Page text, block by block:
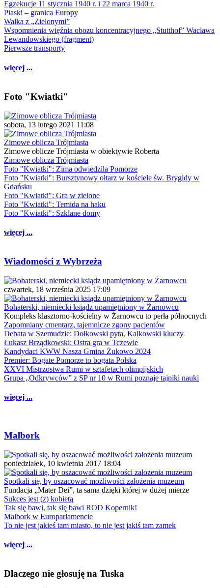
Egzekucje 11 stycznia 1940 r. i 22 marca 1940 r.
Piaski – granica Europy
Walka z „Zielonymi”
Wspomnienia więźnia obozu koncentracyjnego „Stutthof” Wacława
Lewandowskiego (fragment)
Pierwsze transporty
więcej ...
Foto "Kwiatki"
sobota, 13 lutego 2021 11:08
Zimowe oblicza Trójmiasta
Zimowe oblicze Trójmiasta w obiektywie Roberta
Zimowe oblicza Trójmiasta
Foto "Kwiatki": Zima odwiedziła Pomorze
Foto "Kwiatki": Bursztynowy ołtarz w kościele św. Brygidy w
Gdańsku
Foto "Kwiatki": Gra w zielone
Foto "Kwiatki": Temida na haku
Foto "Kwiatki": Szklane domy
więcej ...
Wiadomości z Wybrzeża
czwartek, 18 września 2025 17:09
Bohaterski, niemiecki ksiądz upamiętniony w Żarnowcu
Kompleks klasztorno-kościelny w Żarnowcu to perła północnych
Zapomniany cmentarz, tajemnicze zgony pacjentów
Debata w Szemudzie: Dołkowski pyta, Kalkowski kluczy
Łukasz Brządkowski: Ostra gra w Tczewie
Kandydaci KWW Nasza Gmina Żukowo 2024
Premier: Bogate Pomorze to bogata Polska
XXVI Mistrzostwa Rumi w sztafetach olimpijskich
Grupa „Odkrywców” z SP nr 10 w Rumi poznaje tajniki nauki
więcej ...
Malbork
poniedziałek, 10 kwietnia 2017 18:04
Spotkali się, by oszacować możliwości założenia muzeum
Fundacja „Mater Dei”, ta sama dzięki której w dużej mierze
Sukces jest (z) kobietą
Tak się bawi, tak się bawi ROD Kopernik!
Malbork w Europarlamencie
To nie jest jakieś tam miasto, to nie jest jakiś tam zamek
więcej ...
Dlaczego nie głosuję na Tuska